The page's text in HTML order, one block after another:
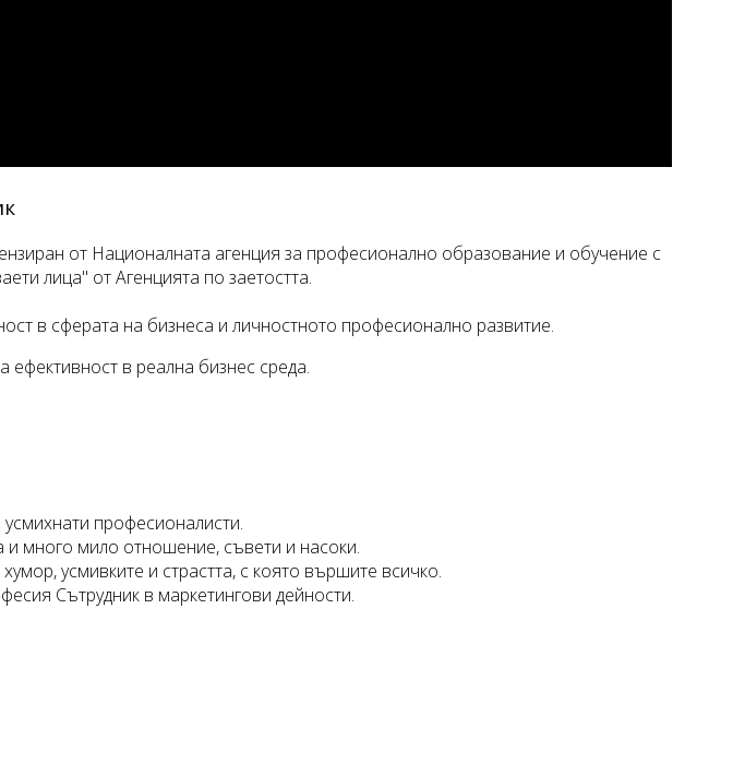
от Националната агенция за професионално образование и обучение с
лица" от Агенцията по заетостта.
в сферата на бизнеса и личностното професионално развитие.
ефективност в реална бизнес среда.
професионалисти.
много мило отношение, съвети и насоки.
усмивките и страстта, с която вършите всичко.
Сътрудник в маркетингови дейности.